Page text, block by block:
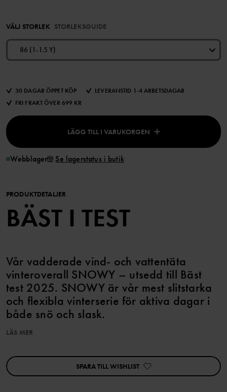
VÄLJ STORLEK STORLEKSGUIDE
86 (1-1.5 Y)
30 DAGAR ÖPPET KÖP
LEVERANSTID 1-4 ARBETSDAGAR
FRI FRAKT ÖVER 699 KR
LÄGG TILL I VARUKORGEN
Webblager Se lagerstatus i butik
PRODUKTDETALJER
BÄST I TEST
Vår vadderade vind- och vattentäta
vinteroverall SNOWY – utsedd till Bäst
test 2025. SNOWY är vår mest slitstarka
och flexibla vinterserie för aktiva dagar i
både snö och slask.
• Vind- och vattentät
• Extra slittåligt tyg på knän och säte
• God andningsförmåga
LÄS MER
SPARA TILL WISHLIST